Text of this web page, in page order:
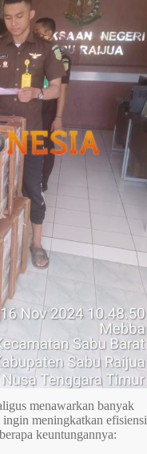
menawarkan banyak
ingin meningkatkan efisiensi
keuntungannya: